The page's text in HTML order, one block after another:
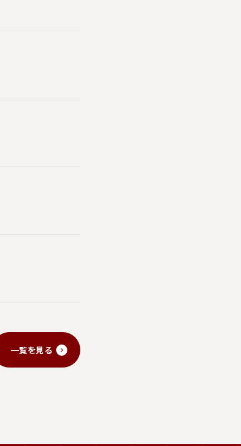
一覧を見る